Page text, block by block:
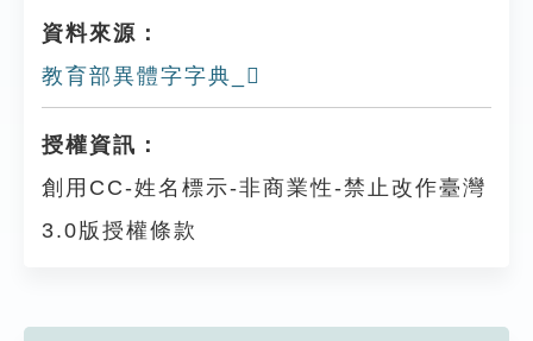
資料來源：
教育部異體字字典_𧓵
授權資訊：
創用CC-姓名標示-非商業性-禁止改作臺灣
3.0版授權條款